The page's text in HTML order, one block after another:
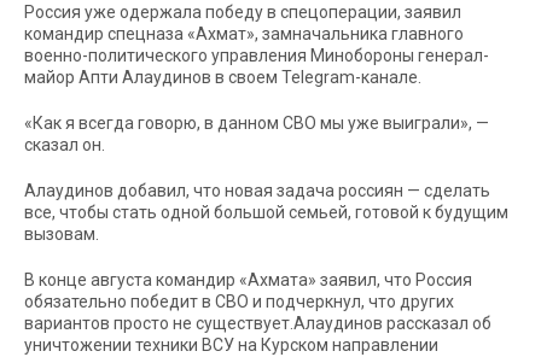
Россия уже одержала победу в спецоперации, заявил
командир спецназа «Ахмат», замначальника главного
военно-политического управления Минобороны генерал-
майор Апти Алаудинов в своем Telegram-канале.
«Как я всегда говорю, в данном СВО мы уже выиграли», —
сказал он.
Алаудинов добавил, что новая задача россиян — сделать
все, чтобы стать одной большой семьей, готовой к будущим
вызовам.
В конце августа командир «Ахмата» заявил, что Россия
обязательно победит в СВО и подчеркнул, что других
вариантов просто не существует.Алаудинов рассказал об
уничтожении техники ВСУ на Курском направлении